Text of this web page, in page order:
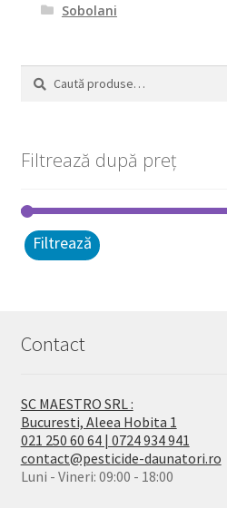
Sobolani
Caută
Caută
Filtrează după preț
Filtrează
Contact
SC MAESTRO SRL :
Bucuresti, Aleea Hobita 1
021 250 60 64 | 0724 934 941
contact@pesticide-daunatori.ro
Luni - Vineri: 09:00 - 18:00